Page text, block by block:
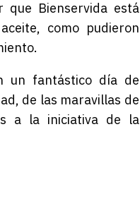
que Bienservida está
como pudieron
un fantástico día de
de las maravillas de
a la iniciativa de la